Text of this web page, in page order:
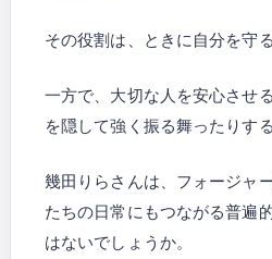
その役割は、ときに自分を守
一方で、大切な人を安心させ
を隠して強く振る舞ったりす
幾田りらさんは、フォージャ
たちの日常にもつながる普遍
はないでしょうか。